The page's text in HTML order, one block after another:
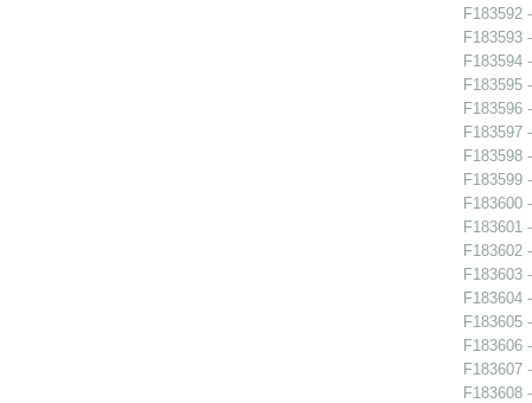
F183592
F183593
F183594
F183595
F183596
F183597
F183598
F183599
F183600
F183601
F183602
F183603
F183604
F183605
F183606
F183607
F183608